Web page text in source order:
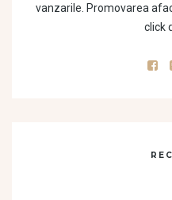
vanzarile. Promovarea
click